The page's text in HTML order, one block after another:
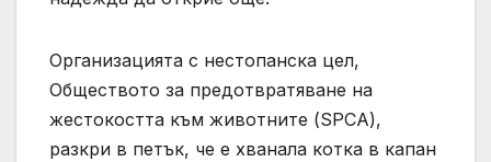
Организацията с нестопанска цел,
Обществото за предотвратяване на
жестокостта към животните (SPCA),
разкри в петък, че е хванала котка в капан